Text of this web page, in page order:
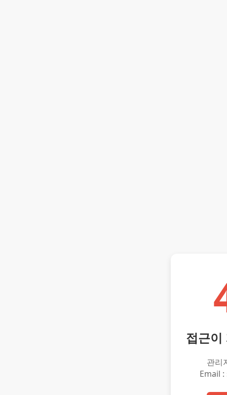
접근이
관리
Email